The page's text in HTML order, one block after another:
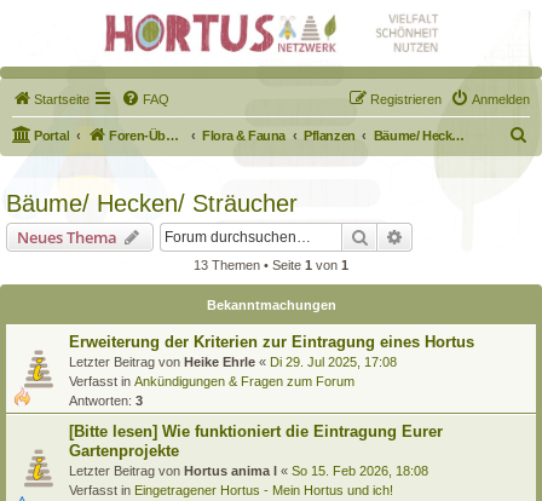
Startseite FAQ Anmelden
Registrieren
Portal Foren-Übersicht Flora & Fauna Pflanzen Bäume/ Hecken/ Sträucher
u
Bäume/ Hecken/ Sträucher
Neues Thema Suche
13 Themen • Seite 1 von 1
Bekanntmachungen
Erweiterung der Kriterien zur Eintragung eines Hortus
Letzter Beitrag von Heike Ehrle « Di 29. Jul 2025, 17:08
Verfasst in Ankündigungen & Fragen zum Forum
Antworten: 3
[Bitte lesen] Wie funktioniert die Eintragung Eurer
Gartenprojekte
Letzter Beitrag von Hortus anima l « So 15. Feb 2026, 18:08
Verfasst in Eingetragener Hortus - Mein Hortus und ich!